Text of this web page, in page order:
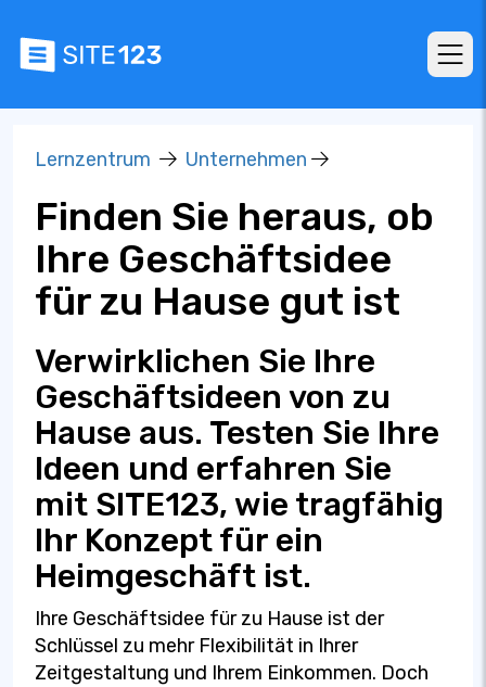
Lernzentrum Unternehmen
Finden Sie heraus, ob
Ihre Geschäftsidee
für zu Hause gut ist
Verwirklichen Sie Ihre
Geschäftsideen von zu
Hause aus. Testen Sie Ihre
Ideen und erfahren Sie
mit SITE123, wie tragfähig
Ihr Konzept für ein
Heimgeschäft ist.
Ihre Geschäftsidee für zu Hause ist der
Schlüssel zu mehr Flexibilität in Ihrer
Zeitgestaltung und Ihrem Einkommen. Doch